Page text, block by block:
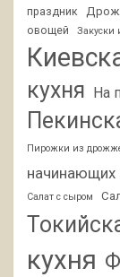
праздник
овощей
Закуски
кухня
На
Пирожки из
начинающих
Салат с сыром
кухня